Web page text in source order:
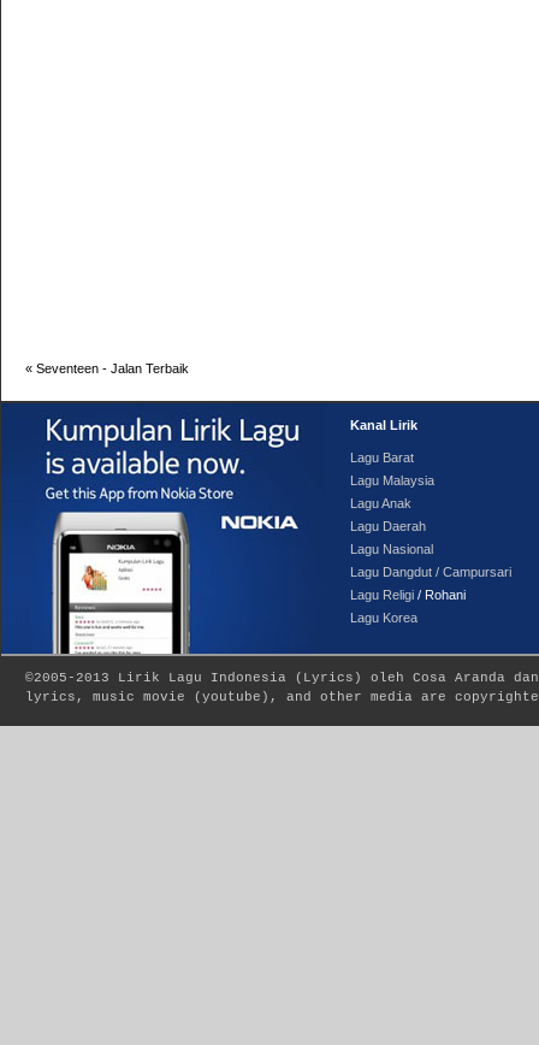
« Seventeen - Jalan Terbaik
Kanal Lirik
Lagu Barat
Lagu Malaysia
Lagu Anak
Lagu Daerah
Lagu Nasional
Lagu Dangdut / Campursari
Lagu Religi / Rohani
Lagu Korea
©2005-2013 Lirik Lagu Indonesia ( Lyrics ) oleh Cosa Aranda
lyrics, music movie (youtube), and other media are